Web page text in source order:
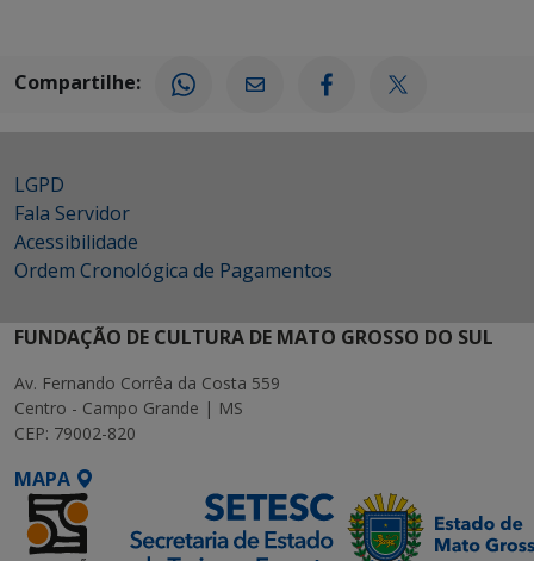
Compartilhe:
LGPD
Fala Servidor
Acessibilidade
Ordem Cronológica de Pagamentos
FUNDAÇÃO DE CULTURA DE MATO GROSSO DO SUL
Av. Fernando Corrêa da Costa 559
Centro - Campo Grande | MS
CEP: 79002-820
MAPA